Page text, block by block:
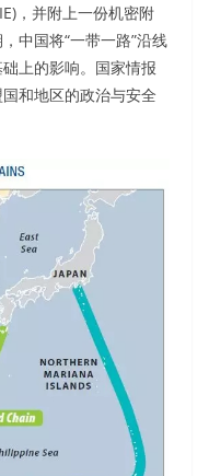
，并附上一份机密附
中国将“一带一路”沿线
上的影响。国家情报
和地区的政治与安全